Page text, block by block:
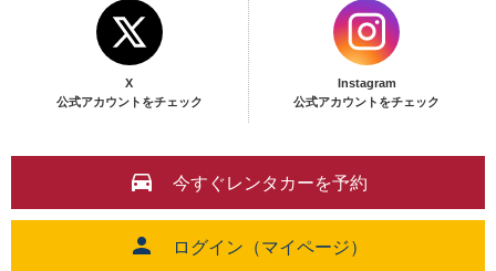
X
公式アカウントをチェック
Instagram
公式アカウントをチェック
今すぐレンタカーを予約
ログイン（マイページ）